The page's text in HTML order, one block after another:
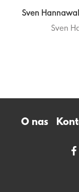
Sven
Sven
O nas